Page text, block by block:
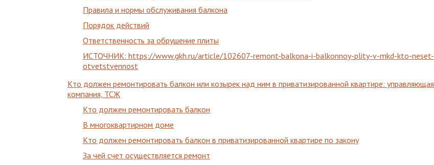
Правила и нормы обслуживания балкона
Порядок действий
Ответственность за обрушение плиты
ИСТОЧНИК: https://www.gkh.ru/article/102607-remont-balkona-i-balkonnoy-plity-v-mkd-kto-neset-
otvetstvennost
Кто должен ремонтировать балкон или козырек над ним в приватизированной квартире: управляющая
компания, ТСЖ
Кто должен ремонтировать балкон
В многоквартирном доме
Кто должен ремонтировать балкон в приватизированной квартире по закону
За чей счет осуществляется ремонт